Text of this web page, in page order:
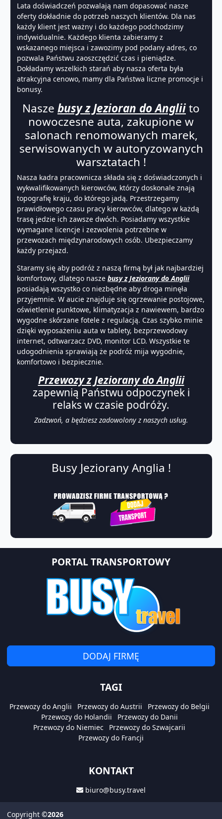
Lata doświadczeń pozwalają nam dopasować nasze
oferty dokładnie do potrzeb naszych klientów. Dla nas
każdy klient jest ważny i do każdego podchodzimy
indywidualnie. Każdego klienta zabieramy z
wskazanego miejsca i zawozimy pod podany adres, co
pozwala Państwu zaoszczędzić czas i pieniądze.
Dokładamy wszelkich starań aby nasza oferta była
atrakcyjna cenowo, mamy dla Państwa liczne promocje i
bonusy.
Nasze busy z Jezioran do Angliito
nowoczesne auta, zakupione w
salonach renomowanych marek,
serwisowanych w autoryzowanych
warsztatach !
Nasza kadra pracownicza składa się z doświadczonych i
wykwalifikowanych kierowców, którzy doskonale znają
topografię kraju, do którego jadą. Przestrzegamy
prawidłowego czasu pracy kierowców, dlatego w każdą
trasę jedzie ich zawsze dwóch. Posiadamy wszystkie
wymagane licencje i zezwolenia potrzebne w
przewozach międzynarodowych osób. Ubezpieczamy
każdy przejazd.
Staramy się aby podróż z naszą firmą był jak najbardziej
komfortowy, dlatego nasze busy z Jeziorany do Anglii
posiadają wszystko co niezbędne aby droga minęła
przyjemnie. W aucie znajduje się ogrzewanie postojowe,
oświetlenie punktowe, klimatyzacja z nawiewem, bardzo
wygodne skórzane fotele z regulacją. Czas szybko minie
dzięki wyposażeniu auta w tablety, bezprzewodowy
internet, odtwarzacz DVD, monitor LCD. Wszystkie te
udogodnienia sprawiają że podróż mija wygodnie,
komfortowo i bezpiecznie.
Przewozy z Jeziorany do Anglii
zapewnią Państwu odpoczynek i
relaks w czasie podróży.
Zadzwoń, a będziesz zadowolony z naszych usług.
Busy Jeziorany Anglia !
PORTAL TRANSPORTOWY
DODAJ FIRMĘ
TAGI
Przewozy do Anglii Przewozy do Austrii
Przewozy do Belgii
Przewozy do Holandii
Przewozy do Danii
Przewozy do Niemiec
Przewozy do Szwajcarii
Przewozy do Francji
KONTAKT
biuro@busy.travel
Copyright ©2026